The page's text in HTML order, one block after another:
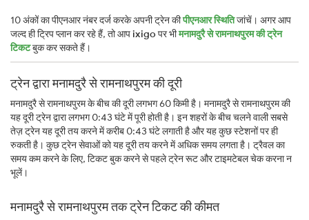
10 अंकों का पीएनआर नंबर दर्ज करके अपनी ट्रेन कीपीएनआर स्थितिजांचें। अगर आप
जल्द ही ट्रिप प्लान कर रहे हैं, तो आपixigoपर भीमनामदुरै से रामनाथपुरम की ट्रेन
टिकटबुक कर सकते हैं।
ट्रेन द्वारा मनामदुरै से रामनाथपुरम की दूरी
मनामदुरै से रामनाथपुरम के बीच की दूरी लगभग 60 किमी है। मनामदुरै से रामनाथपुरम की
यह दूरी ट्रेन द्वारा लगभग 0:43 घंटे में पूरी होती है। इन शहरों के बीच चलने वाली सबसे
तेज़ ट्रेन यह दूरी तय करने में करीब 0:43 घंटे लगाती है और यह कुछ स्टेशनों पर ही
रुकती है। कुछ ट्रेन सेवाओं को यह दूरी तय करने में अधिक समय लगता है। ट्रैवल का
समय कम करने के लिए, टिकट बुक करने से पहले ट्रेन रूट और टाइमटेबल चेक करना न
भूलें।
मनामदुरै से रामनाथपुरम तक ट्रेन टिकट की कीमत